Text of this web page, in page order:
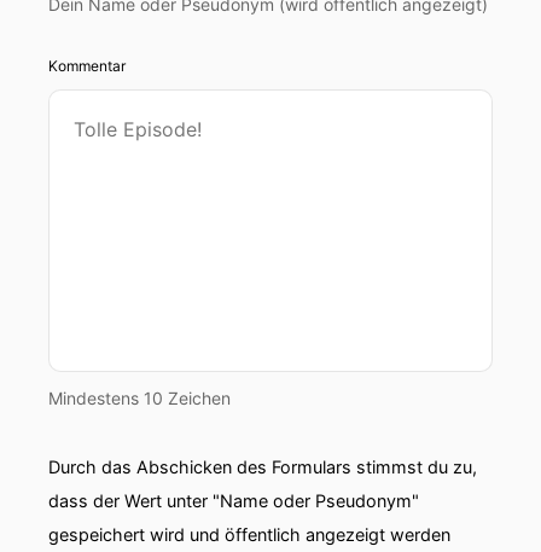
Dein Name oder Pseudonym (wird öffentlich angezeigt)
Kommentar
Mindestens 10 Zeichen
Durch das Abschicken des Formulars stimmst du zu,
dass der Wert unter "Name oder Pseudonym"
gespeichert wird und öffentlich angezeigt werden